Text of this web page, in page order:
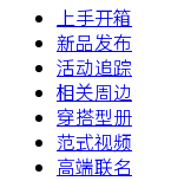
上手开箱
新品发布
活动追踪
相关周边
穿搭型册
范式视频
高端联名